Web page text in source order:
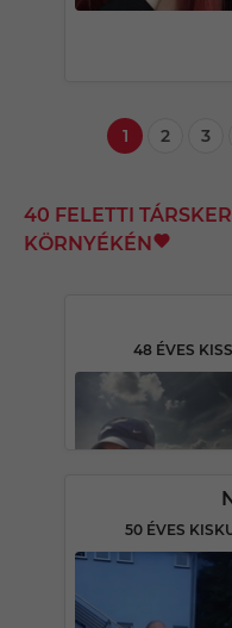
1 2 3
40 FELETTI
KÖRNYÉKÉN
48 ÉVES
50 ÉVES